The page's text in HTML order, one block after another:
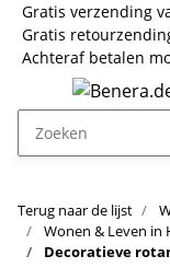
Gratis verzending
Gratis
Achteraf betalen
Terug naar de lijst
Wonen & Leven in
Decoratieve